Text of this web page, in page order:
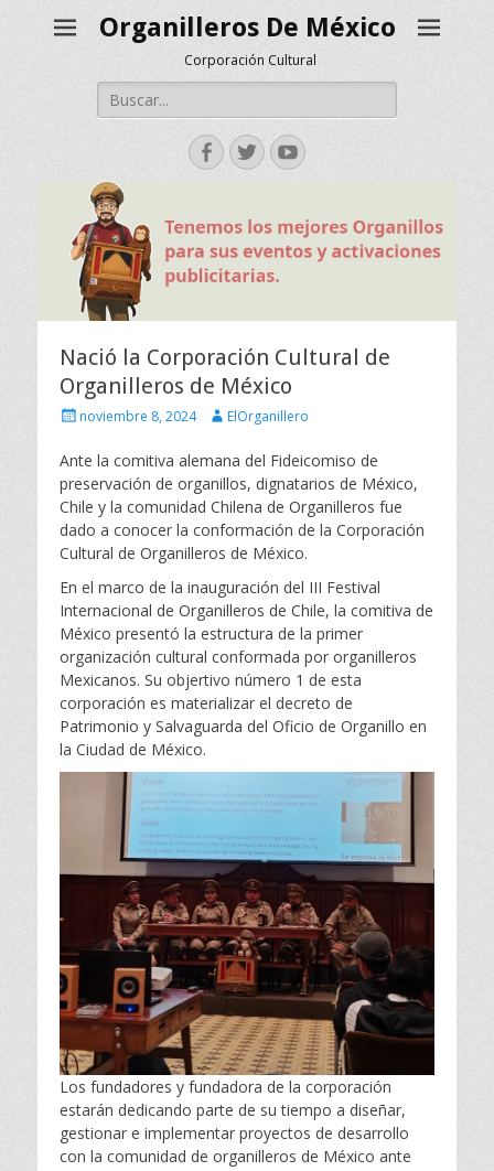
Organilleros De México
Corporación Cultural
Buscar:
Facebook
TwitterYouTube
Nació la Corporación Cultural de
Organilleros de México
Escritonoviembre 8, 2024 AutorElOrganillero
Ante la comitiva alemana del Fideicomiso de
preservación de organillos, dignatarios de México,
Chile y la comunidad Chilena de Organilleros fue
dado a conocer la conformación de la Corporación
Cultural de Organilleros de México.
En el marco de la inauguración del III Festival
Internacional de Organilleros de Chile, la comitiva de
México presentó la estructura de la primer
organización cultural conformada por organilleros
Mexicanos. Su objertivo número 1 de esta
corporación es materializar el decreto de
Patrimonio y Salvaguarda del Oficio de Organillo en
la Ciudad de México.
Los fundadores y fundadora de la corporación
estarán dedicando parte de su tiempo a diseñar,
gestionar e implementar proyectos de desarrollo
con la comunidad de organilleros de México ante